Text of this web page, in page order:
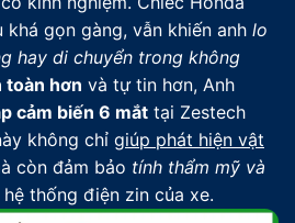
khá gọn gàng, vẫn khiến anh lo
hay di chuyển trong không
toàn hơn và tự tin hơn, Anh
cảm biến 6 mắt tại Zestech
không chỉ giúp phát hiện vật
còn đảm bảo tính thẩm mỹ và
thống điện zin của xe.